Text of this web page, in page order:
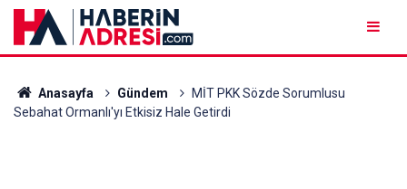
Anasayfa Gündem
MİT PKK Sözde Sorumlusu
Sebahat Ormanlı'yı Etkisiz Hale Getirdi